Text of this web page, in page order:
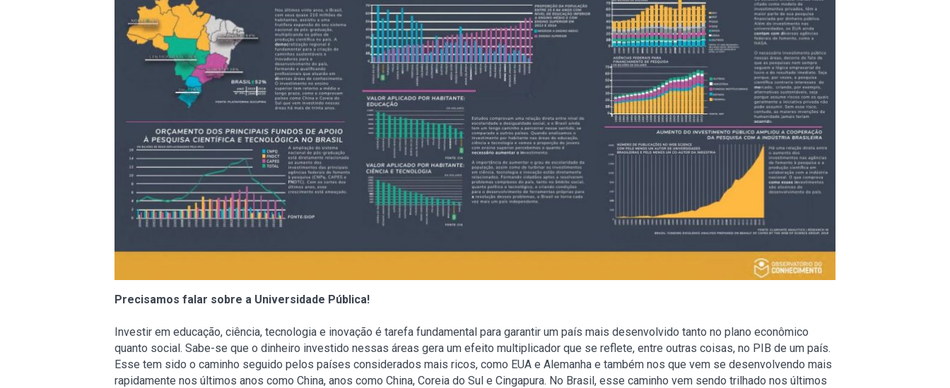
Precisamos falar sobre a Universidade Pública!
Investir em educação, ciência, tecnologia e inovação é tarefa fundamental para garantir um país mais desenvolvido tanto no plano econômico
quanto social. Sabe-se que o dinheiro investido nessas áreas gera um efeito multiplicador que se reflete, entre outras coisas, no PIB de um país.
Esse tem sido o caminho seguido pelos países considerados mais ricos, como EUA e Alemanha e também nos que vem se desenvolvendo mais
rapidamente nos últimos anos como China, anos como China, Coreia do Sul e Cingapura. No Brasil, esse caminho vem sendo trilhado nos últimos